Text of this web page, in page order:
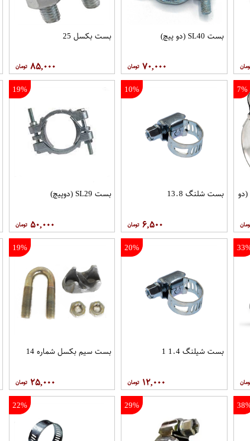
بست SL40 (دو پیچ)
۷۰,۰۰۰
بست بکسل 25
۸۵,۰۰۰
7%
(دو
10%
بست شلنگ 13.8
۶,۵۰۰
19%
بست SL29 (دوپیچ)
۵۰,۰۰۰
20%
بست شیلنگ 1.4 1
۱۲,۰۰۰
19%
بست سیم بکسل شماره 14
۲۵,۰۰۰
29%
22%